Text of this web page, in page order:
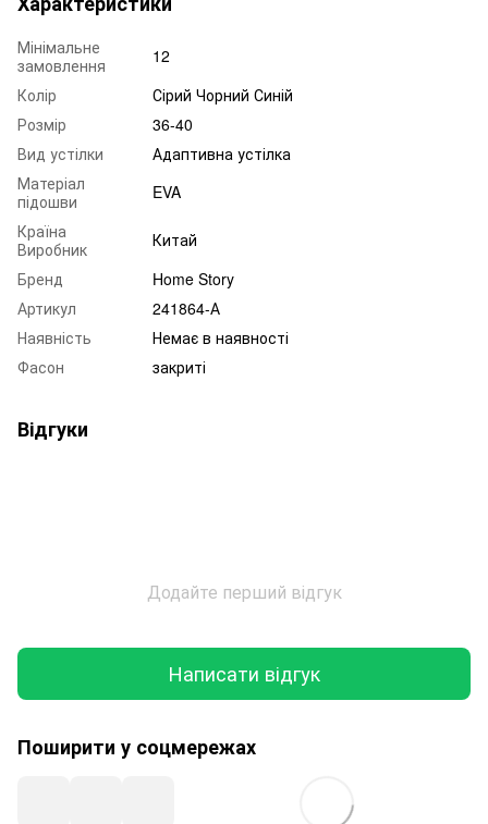
Мінімальне
замовлення
12
Колір
Сірий Чорний Синій
Розмір
36-40
Вид устілки
Адаптивна устілка
Матеріал
підошви
EVA
Країна
Виробник
Китай
Бренд
Home Story
Артикул
241864-А
Наявність
Немає в наявності
Фасон
закриті
Відгуки
Додайте перший відгук
Написати відгук
Поширити у соцмережах